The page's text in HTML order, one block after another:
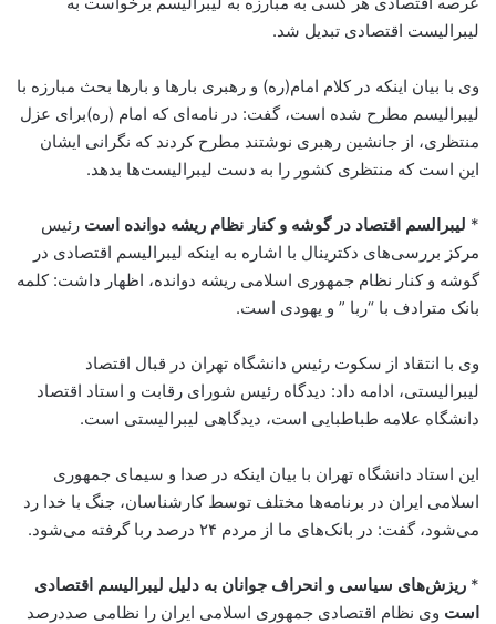
لیبرالیست اقتصادی تبدیل شد.
وی با بیان اینکه در کلام امام(ره) و رهبری بارها و بارها بحث مبارزه با
لیبرالیسم مطرح شده است، گفت: در نامه‌ای که امام (ره)برای عزل
منتظری، از جانشین رهبری نوشتند مطرح کردند که نگرانی ایشان
این است که منتظری کشور را به دست لیبرالیست‌ها بدهد.
* لیبرالسم اقتصاد در گوشه و کنار نظام ریشه دوانده است رئیس
مرکز بررسی‌های دکترینال با اشاره به اینکه لیبرالیسم اقتصادی در
گوشه و کنار نظام جمهوری اسلامی ریشه دوانده، اظهار داشت: کلمه
بانک مترادف با “ربا ” و یهودی است.
وی با انتقاد از سکوت رئیس دانشگاه تهران در قبال اقتصاد
لیبرالیستی، ادامه داد: دیدگاه رئیس شورای رقابت و استاد اقتصاد
دانشگاه علامه طباطبایی است، دیدگاهی لیبرالیستی است.
این استاد دانشگاه تهران با بیان اینکه در صدا و سیمای جمهوری
اسلامی ایران در برنامه‌ها مختلف توسط کارشناسان، جنگ با خدا رد
می‌شود، گفت: در بانک‌های ما از مردم ۲۴ درصد ربا گرفته می‌شود.
* ریزش‌های سیاسی و انحراف جوانان به دلیل لیبرالیسم اقتصادی
است وی نظام اقتصادی جمهوری اسلامی ایران را نظامی صددرصد